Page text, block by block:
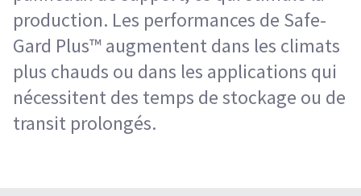
production. Les performances de Safe-
Gard Plus™ augmentent dans les climats
plus chauds ou dans les applications qui
nécessitent des temps de stockage ou de
transit prolongés.